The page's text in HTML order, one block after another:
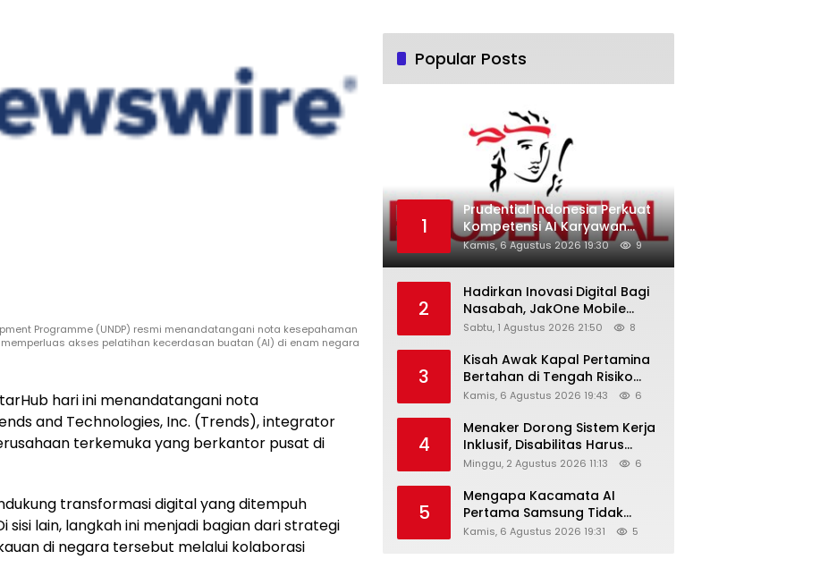
Programme (UNDP) resmi menandatangani nota kesepahaman
akses pelatihan kecerdasan buatan (AI) di enam negara
hari ini menandatangani nota
and Technologies, Inc. (Trends), integrator
terkemuka yang berkantor pusat di
transformasi digital yang ditempuh
sisi lain, langkah ini menjadi bagian dari strategi
di negara tersebut melalui kolaborasi
Popular Posts
1
Prudential Indonesia Perkuat
Kompetensi AI Karyawan
Lewat AI Week
Kamis, 6 Agustus 2026 19:30 9
2
Hadirkan Inovasi Digital Bagi
Nasabah, JakOne Mobile
Antar Bank Jakarta Sukses
Awards 2026
Sabtu, 1 Agustus 2026 21:50 8
3
Kisah Awak Kapal Pertamina
Bertahan di Tengah Risiko
Pelayaran Selat Hormuz
Kamis, 6 Agustus 2026 19:43 6
4
Menaker Dorong Sistem Kerja
Inklusif, Disabilitas Harus
Dapat Kesempatan Setara
Minggu, 2 Agustus 2026 11:13 6
5
Mengapa Kacamata AI
Pertama Samsung Tidak
Dibekali Layar?
Kamis, 6 Agustus 2026 19:31 5